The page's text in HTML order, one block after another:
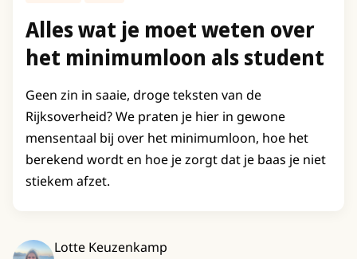
Alles wat je moet weten over
het minimumloon als student
Geen zin in saaie, droge teksten van de
Rijksoverheid? We praten je hier in gewone
mensentaal bij over het minimumloon, hoe het
berekend wordt en hoe je zorgt dat je baas je niet
stiekem afzet.
Lotte Keuzenkamp